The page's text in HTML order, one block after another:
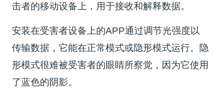
击者的移动设备上，用于接收和解释数据。
安装在受害者设备上的APP通过调节光强度以
传输数据，它能在正常模式或隐形模式运行。隐
形模式很难被受害者的眼睛所察觉，因为它使用
了蓝色的阴影。